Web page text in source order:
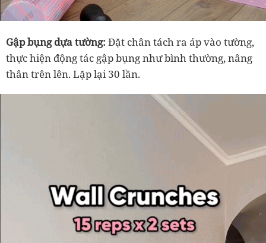
Gập bụng dựa tường:Đặt chân tách ra áp vào tường,
thực hiện động tác gập bụng như bình thường, nâng
thân trên lên. Lặp lại 30 lần.